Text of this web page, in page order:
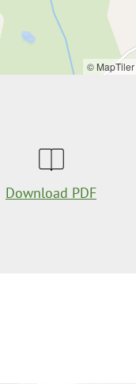
© MapTiler
Download PDF